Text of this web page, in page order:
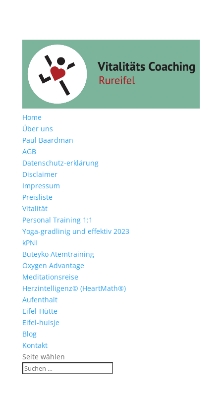
Home
Über uns
Paul Baardman
AGB
Datenschutz-erklärung
Disclaimer
Impressum
Preisliste
Vitalität
Personal Training 1:1
Yoga-gradlinig und effektiv 2023
kPNI
Buteyko Atemtraining
Oxygen Advantage
Meditationsreise
Herzintelligenz© (HeartMath®)
Aufenthalt
Eifel-Hütte
Eifel-huisje
Blog
Kontakt
Seite wählen